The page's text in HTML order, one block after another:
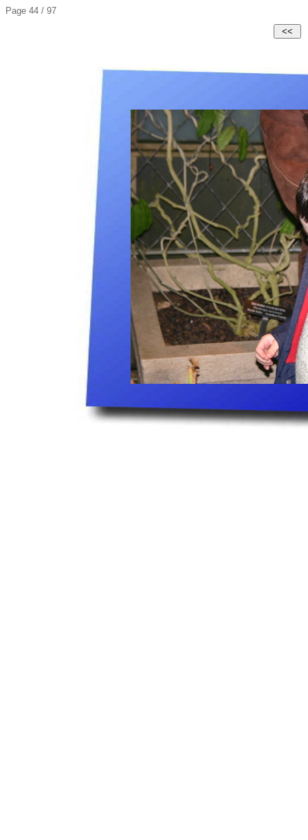
Page 44 / 97